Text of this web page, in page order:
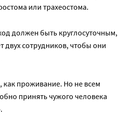
или трахеостома.
должен быть круглосуточным,
двух сотрудников, чтобы они
как проживание. Но не всем
принять чужого человека